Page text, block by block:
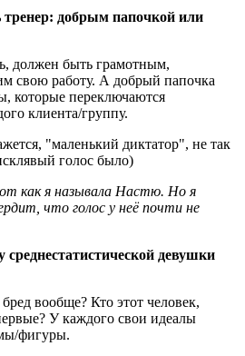
добрым папочкой или
должен быть грамотным,
свою работу. А добрый папочка
которые переключаются
клиента/группу.
"маленький диктатор", не так
голос было)
как я называла Настю. Но я
что голос у неё почти не
среднестатистической девушки
бред вообще? Кто этот человек,
У каждого свои идеалы
фигуры.